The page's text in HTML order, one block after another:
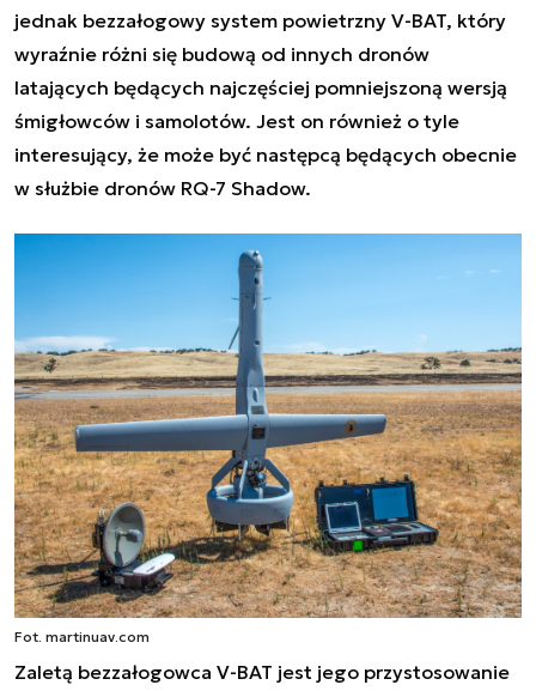
jednak bezzałogowy system powietrzny V-BAT, który
wyraźnie różni się budową od innych dronów
latających będących najczęściej pomniejszoną wersją
śmigłowców i samolotów. Jest on również o tyle
interesujący, że może być następcą będących obecnie
w służbie dronów RQ-7 Shadow.
Fot. martinuav.com
Zaletą bezzałogowca V-BAT jest jego przystosowanie